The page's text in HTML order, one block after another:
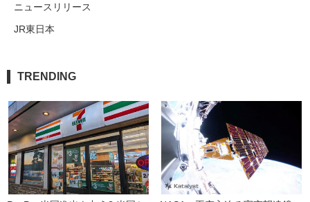
ニュースリリース
JR東日本
TRENDING